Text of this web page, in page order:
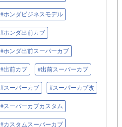
#ホンダビジネスモデル
#ホンダ出前カブ
#ホンダ出前スーパーカブ
#出前カブ #出前スーパーカブ
#スーパーカブ #スーパーカブ改
#スーパーカブカスタム
#カスタムスーパーカブ